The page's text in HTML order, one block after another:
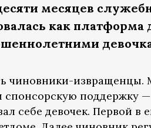
месяцев
как платформа
чиновники-
поддержку —
себе девочек. Первой в